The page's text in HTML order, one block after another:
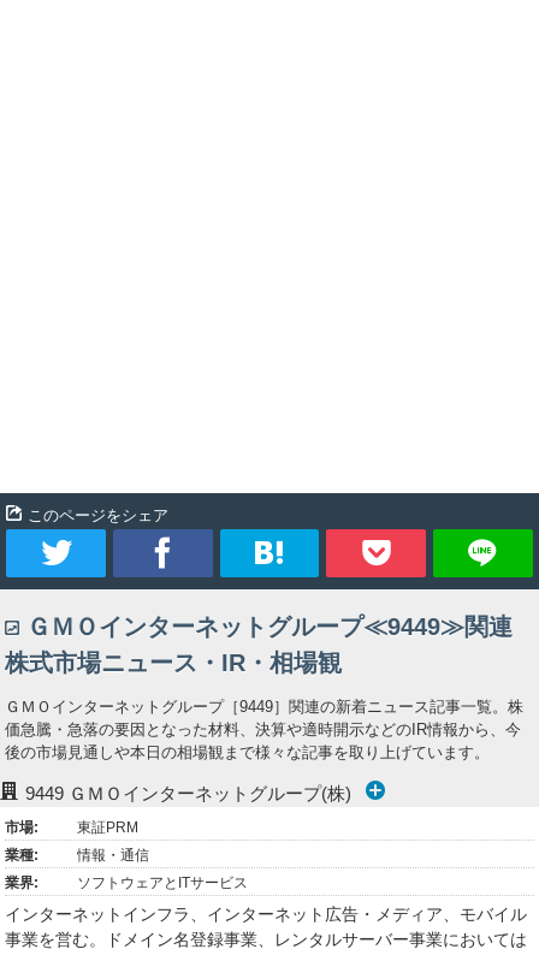
このページをシェア
イ
ー
ト
ェ
ア
ッ
ク
マ
ー
ク
ＧＭＯインターネットグループ≪9449≫関連
株式市場ニュース・IR・相場観
ＧＭＯインターネットグループ［9449］関連の新着ニュース記事一覧。株
価急騰・急落の要因となった材料、決算や適時開示などのIR情報から、今
後の市場見通しや本日の相場観まで様々な記事を取り上げています。
9449 ＧＭＯインターネットグループ(株)
市場:
東証PRM
業種:
情報・通信
業界:
ソフトウェアとITサービス
インターネットインフラ、インターネット広告・メディア、モバイル
事業を営む。ドメイン名登録事業、レンタルサーバー事業においては